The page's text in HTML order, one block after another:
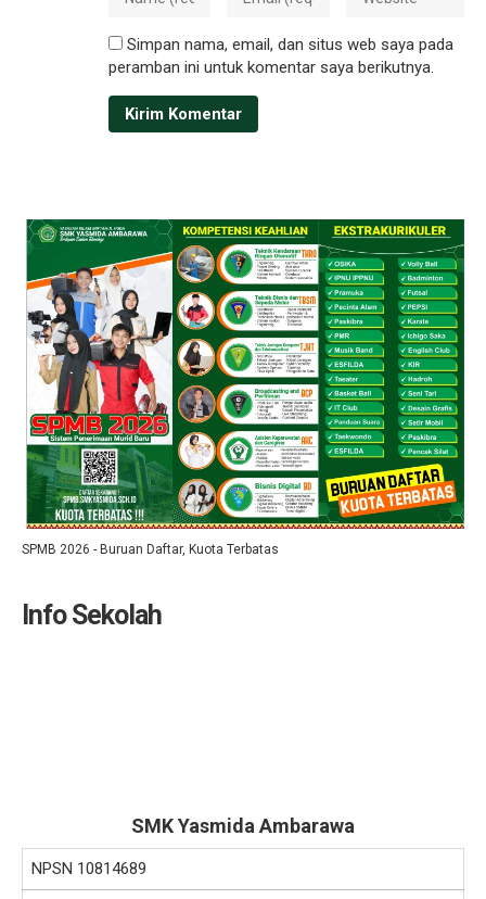
Simpan nama, email, dan situs web saya pada
peramban ini untuk komentar saya berikutnya.
SPMB 2026 - Buruan Daftar, Kuota Terbatas
Info Sekolah
SMK Yasmida Ambarawa
NPSN 10814689